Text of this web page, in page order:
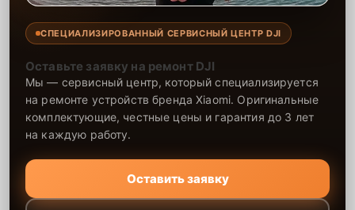
СПЕЦИАЛИЗИРОВАННЫЙ СЕРВИСНЫЙ ЦЕНТР DJI
Оставьте заявку на ремонт DJI
Мы — сервисный центр, который специализируется
на ремонте устройств бренда Xiaomi. Оригинальные
комплектующие, честные цены и гарантия до 3 лет
на каждую работу.
Оставить заявку